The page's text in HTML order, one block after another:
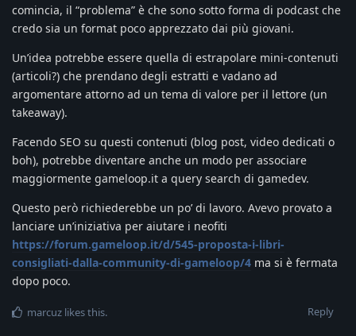
comincia, il “problema” è che sono sotto forma di podcast che
credo sia un format poco apprezzato dai più giovani.
Un’idea potrebbe essere quella di estrapolare mini-contenuti
(articoli?) che prendano degli estratti e vadano ad
argomentare attorno ad un tema di valore per il lettore (un
takeaway).
Facendo SEO su questi contenuti (blog post, video dedicati o
boh), potrebbe diventare anche un modo per associare
maggiormente gameloop.it a query search di gamedev.
Questo però richiederebbe un po’ di lavoro. Avevo provato a
lanciare un’iniziativa per aiutare i neofiti
https://forum.gameloop.it/d/545-proposta-i-libri-
consigliati-dalla-community-di-gameloop/4 ma si è fermata
dopo poco.
Reply
marcuz likes this.